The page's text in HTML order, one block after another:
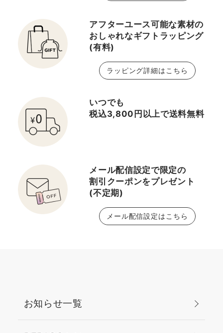
アフターユース可能な素材の
おしゃれなギフトラッピング
(有料)
ラッピング詳細はこちら
いつでも
税込3,800円以上で送料無料
メール配信設定で限定の
割引クーポンをプレゼント
(不定期)
メール配信設定はこちら
お知らせ一覧